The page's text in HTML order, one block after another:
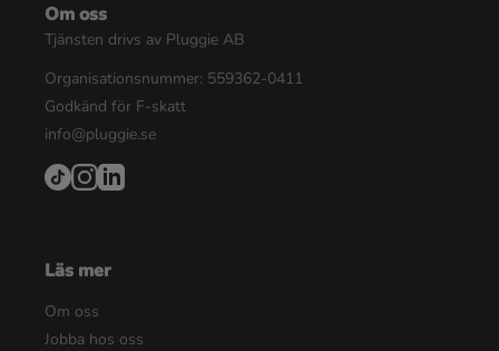
Om oss
Tjänsten drivs av Pluggie AB
Organisationsnummer: 559362-0411
Godkänd för F-skatt
info@pluggie.se
Läs mer
Om oss
Jobba hos oss